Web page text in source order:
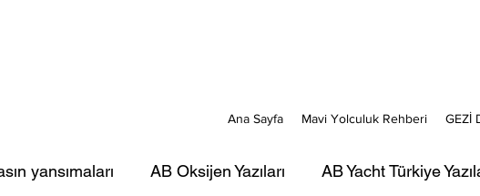
Ana Sayfa Mavi Yolculuk Rehberi GEZİ
yansımaları AB Oksijen Yazıları AB Yacht Türkiye